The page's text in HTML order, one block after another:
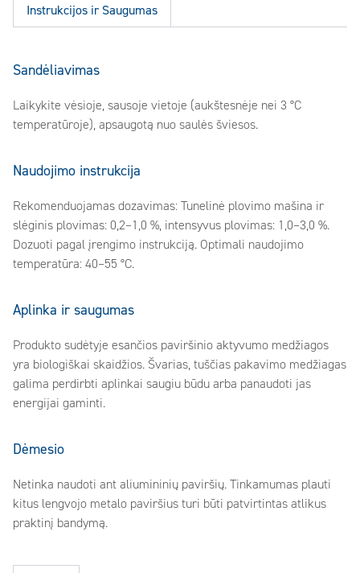
Instrukcijos ir Saugumas
Sandėliavimas
Laikykite vėsioje, sausoje vietoje (aukštesnėje nei 3 °C
temperatūroje), apsaugotą nuo saulės šviesos.
Naudojimo instrukcija
Rekomenduojamas dozavimas: Tunelinė plovimo mašina ir
slėginis plovimas: 0,2–1,0 %, intensyvus plovimas: 1,0–3,0 %.
Dozuoti pagal įrengimo instrukciją. Optimali naudojimo
temperatūra: 40–55 °C.
Aplinka ir saugumas
Produkto sudėtyje esančios paviršinio aktyvumo medžiagos
yra biologiškai skaidžios. Švarias, tuščias pakavimo medžiagas
galima perdirbti aplinkai saugiu būdu arba panaudoti jas
energijai gaminti.
Dėmesio
Netinka naudoti ant aliumininių paviršių. Tinkamumas plauti
kitus lengvojo metalo paviršius turi būti patvirtintas atlikus
praktinį bandymą.